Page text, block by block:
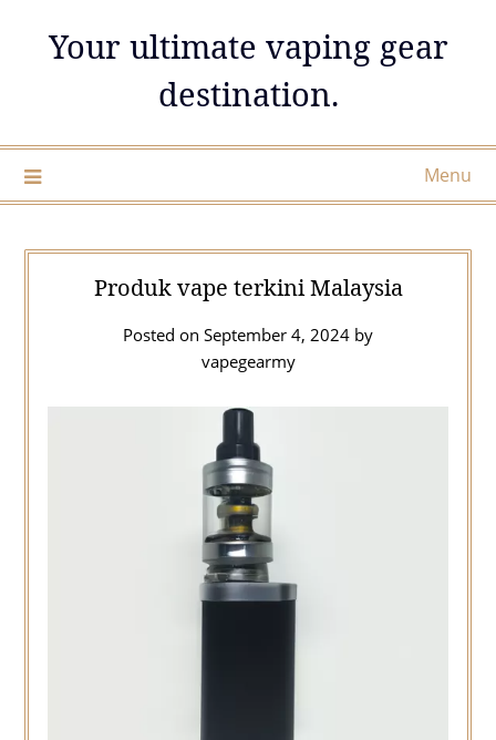
Your ultimate vaping gear
destination.
Menu
Produk vape terkini Malaysia
Posted on September 4, 2024 by
vapegearmy